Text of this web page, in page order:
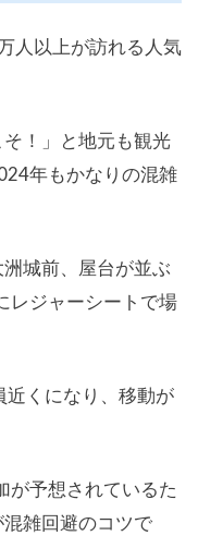
人以上が訪れる人気
！」と地元も観光
年もかなりの混雑
城前、屋台が並ぶ
レジャーシートで場
くになり、移動が
が予想されているた
雑回避のコツで